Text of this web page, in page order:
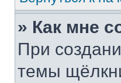
» Как мне
При
темы